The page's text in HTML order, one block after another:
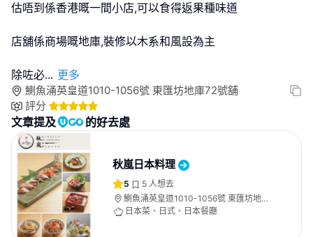
估唔到係香港嘅一間小店,可以食得返果種味道
店舖係商場嘅地庫,裝修以木系和風設為主
除咗必... 更多
鰂魚涌英皇道1010-1056號 東匯坊地庫72號舖
評分
文章提及 的好去處
秋嵐日本料理
5 5 人想去
鰂魚涌英皇道1010-1056號 東匯坊地庫
72號舖
日本菜、日式、日本餐廳